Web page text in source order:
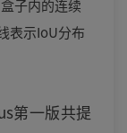
子内的连续
表示IoU分布
第一版共提